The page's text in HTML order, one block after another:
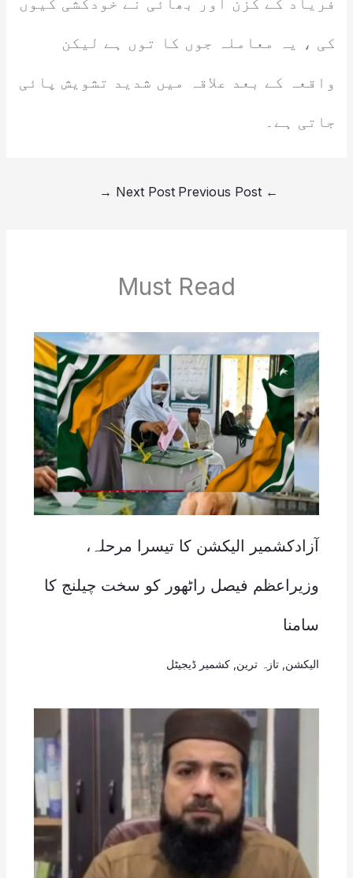
کی ، یہ معاملہ جوں کا توں ہے لیکن
واقعہ کے بعد علاقہ میں شدید تشویش پائی
جاتی ہے۔
←
Next Post
→
Must Read
آزادکشمیر الیکشن کا تیسرا مرحلہ،
وزیراعظم فیصل راٹھور کو سخت چیلنج کا
سامنا
الیکشن تازہ ترین کشمیر ڈیجیٹل